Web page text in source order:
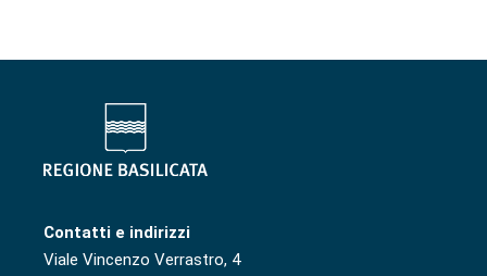
Contatti e indirizzi
Viale Vincenzo Verrastro, 4